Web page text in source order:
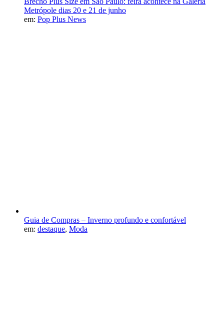
Metrópole dias 20 e 21 de junho
em: Pop Plus News
Guia de Compras – Inverno profundo e confortável
em: destaque, Moda